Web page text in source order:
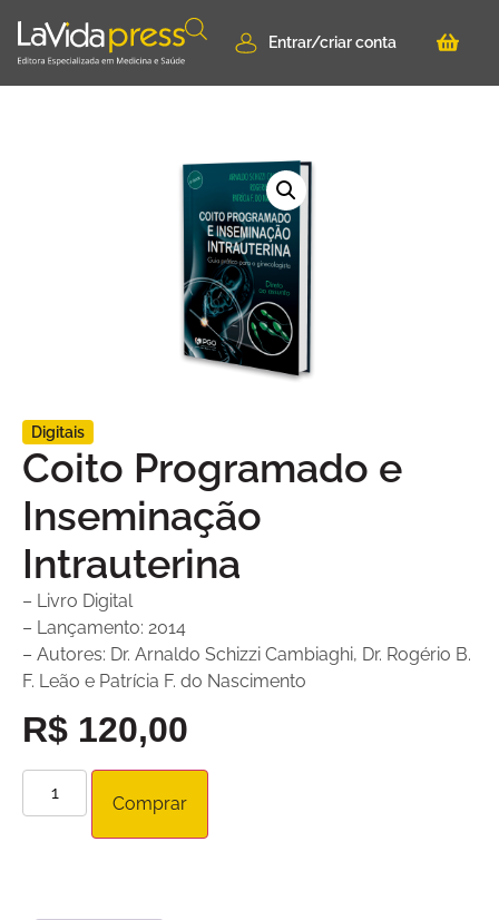
Entrar/criar conta
Digitais
Coito Programado e
Inseminação
Intrauterina
– Livro Digital
– Lançamento: 2014
– Autores: Dr. Arnaldo Schizzi Cambiaghi, Dr. Rogério B.
F. Leão e Patrícia F. do Nascimento
R$ 120,00
Comprar